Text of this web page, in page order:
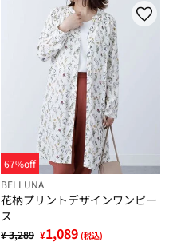
67%off
BELLUNA
花柄プリントデザインワンピー
ス
¥ 3,289 ¥1,089 (税込)